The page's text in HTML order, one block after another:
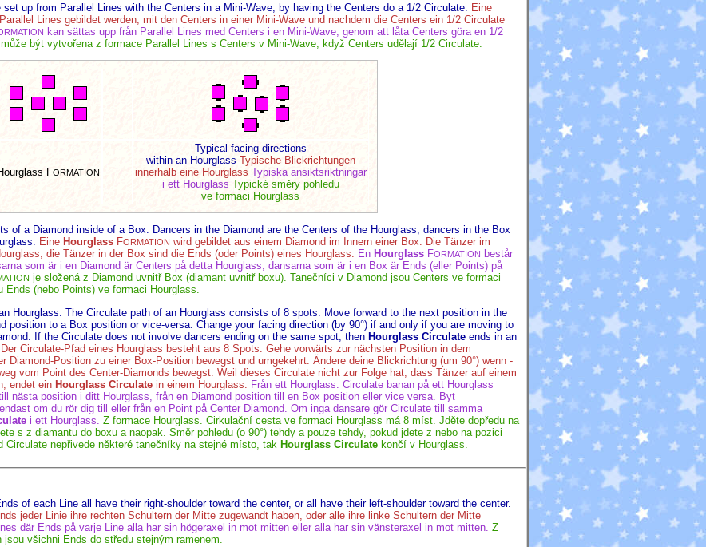
set up from Parallel Lines with the Centers in a Mini-Wave, by having the Centers do a 1/2 Circulate. Eine
Lines gebildet werden, mit den Centers in einer Mini-Wave und nachdem die Centers ein 1/2 Circulate
kan sättas upp från Parallel Lines med Centers i en Mini-Wave, genom att låta Centers göra en 1/2
může být vytvořena z formace Parallel Lines s Centers v Mini-Wave, když Centers udělají 1/2 Circulate.
FORMATION
Typical facing directions
within an Hourglass Typische Blickrichtungen
innerhalb eine Hourglass Typiska ansiktsriktningar
i ett Hourglass Typické směry pohledu
ve formaci Hourglass
of a Diamond inside of a Box. Dancers in the Diamond are the Centers of the Hourglass; dancers in the Box
Eine Hourglass FORMATION wird gebildet aus einem Diamond im Innern einer Box. Die Tänzer im
die Tänzer in der Box sind die Ends (oder Points) eines Hourglass. En Hourglass FORMATION består
som är i en Diamond är Centers på detta Hourglass; dansarna som är i en Box är Ends (eller Points) på
je složená z Diamond uvnitř Box (diamant uvnitř boxu). Tanečníci v Diamond jsou Centers ve formaci
Ends (nebo Points) ve formaci Hourglass.
Hourglass. The Circulate path of an Hourglass consists of 8 spots. Move forward to the next position in the
position to a Box position or vice-versa. Change your facing direction (by 90°) if and only if you are moving to
If the Circulate does not involve dancers ending on the same spot, then Hourglass Circulate ends in an
Circulate-Pfad eines Hourglass besteht aus 8 Spots. Gehe vorwärts zur nächsten Position in dem
Diamond-Position zu einer Box-Position bewegst und umgekehrt. Ändere deine Blickrichtung (um 90°) wenn -
vom Point des Center-Diamonds bewegst. Weil dieses Circulate nicht zur Folge hat, dass Tänzer auf einem
endet ein Hourglass Circulate in einem Hourglass.
Från ett Hourglass. Circulate banan på ett Hourglass
nästa position i ditt Hourglass, från en Diamond position till en Box position eller vice versa. Byt
om du rör dig till eller från en Point på Center Diamond. Om inga dansare gör Circulate till samma
i ett Hourglass. Z formace Hourglass. Cirkulační cesta ve formaci Hourglass má 8 míst. Jděte dopředu na
s z diamantu do boxu a naopak. Směr pohledu (o 90°) tehdy a pouze tehdy, pokud jdete z nebo na pozici
Circulate nepřivede některé tanečníky na stejné místo, tak Hourglass Circulate končí v Hourglass.
of each Line all have their right-shoulder toward the center, or all have their left-shoulder toward the center.
jeder Linie ihre rechten Schultern der Mitte zugewandt haben, oder alle ihre linke Schultern der Mitte
där Ends på varje Line alla har sin högeraxel in mot mitten eller alla har sin vänsteraxel in mot mitten. Z
všichni Ends do středu stejným ramenem.